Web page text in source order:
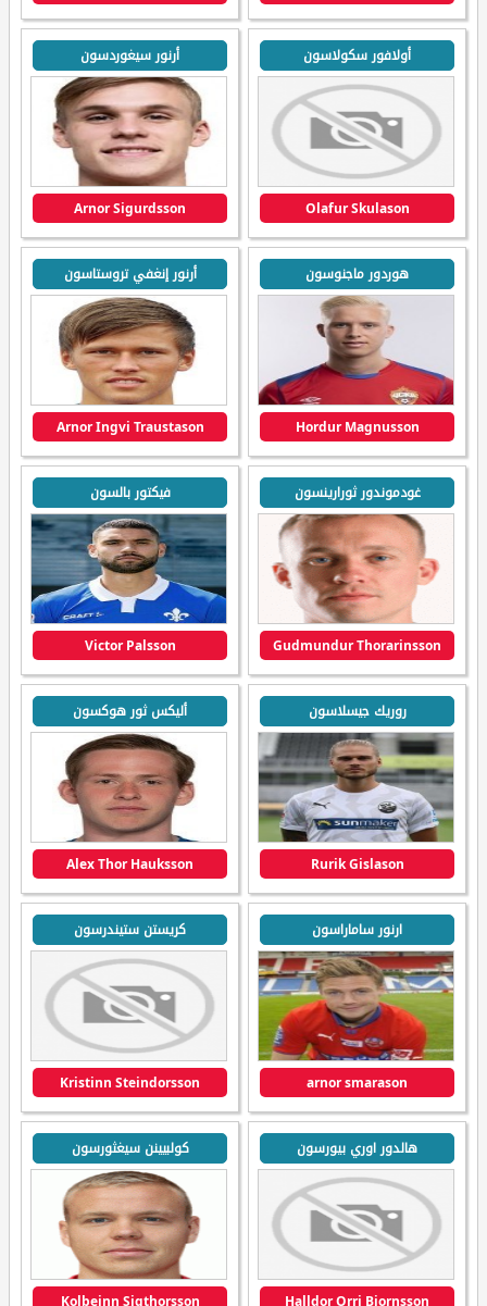
أولافور سكولاسون
Olafur Skulason
أرنور سيغوردسون
Arnor Sigurdsson
هوردور ماجنوسون
Hordur Magnusson
أرنور إنغفي تروستاسون
Arnor Ingvi Traustason
غودموندور ثورارينسون
Gudmundur Thorarinsson
فيكتور بالسون
Victor Palsson
روريك جيسلاسون
Rurik Gislason
أليكس ثور هوکسون
Alex Thor Hauksson
ارنور ساماراسون
arnor smarason
كريستن ستيندرسون
Kristinn Steindorsson
هالدور اوري بيورسون
Halldor Orri Bjornsson
كولبيينن سيغثورسون
Kolbeinn Sigthorsson